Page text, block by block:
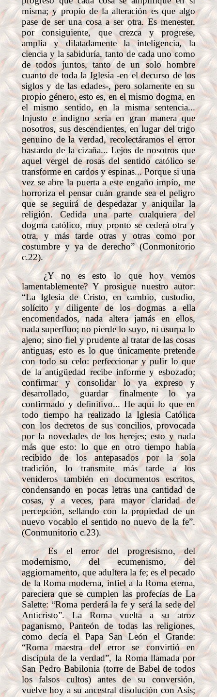
misma; y propio de la alteración es que algo
pase de ser una cosa a ser otra. Es menester,
por consiguiente, que crezca y progrese,
amplia y dilatadamente la inteligencia, la
ciencia y la sabiduría, tanto de cada uno como
de todos juntos, tanto de un solo hombre
cuanto de toda la Iglesia -en el decurso de los
siglos y de las edades-, pero solamente en su
propio género, esto es, en el mismo dogma, en
el mismo sentido, en la misma sentencia...
Injusto e indigno sería en gran manera que
nosotros, sus descendientes, en lugar del trigo
genuino de la verdad, recolectáramos el error
bastardo de la cizaña... Lejos de nosotros que
aquel vergel de rosas del sentido católico se
transforme en cardos y espinas... Porque si una
vez se abre la puerta a este engaño impío, me
horroriza el pensar cuán grande sea el peligro
que se seguirá de despedazar y aniquilar la
religión. Cedida una parte cualquiera del
dogma católico, muy pronto se cederá otra y
otra, y más tarde otras y otras como por
costumbre y ya de derecho” (Conmonitorio
c.22).
¿Y no es esto lo que hoy vemos
lamentablemente? Y prosigue nuestro autor:
“La Iglesia de Cristo, en cambio, custodio,
solícito y diligente de los dogmas a ella
encomendados, nada altera jamás en ellos,
nada superfluo; no pierde lo suyo, ni usurpa lo
ajeno; sino fiel y prudente al tratar de las cosas
antiguas, esto es lo que únicamente pretende
con todo su celo: perfeccionar y pulir lo que
de la antigüedad recibe informe y esbozado;
confirmar y consolidar lo ya expreso y
desarrollado, guardar finalmente lo ya
confirmado y definitivo... He aquí lo que en
todo tiempo ha realizado la Iglesia Católica
con los decretos de sus concilios, provocada
por la novedades de los herejes; esto y nada
más que esto: lo que en otro tiempo había
recibido de los antepasados por la sola
tradición, lo transmite más tarde a los
venideros también en documentos escritos,
condensando en pocas letras una cantidad de
cosas, y a veces, para mayor claridad de
percepción, sellando con la propiedad de un
nuevo vocablo el sentido no nuevo de la fe”.
(Conmunitorio c.23).
Es el error del progresismo, del
modernismo, del ecumenismo, del
aggiornamento, que adultera la fe; es el pecado
de la Roma moderna, infiel a la Roma eterna,
pareciera que se cumplen las profecías de La
Salette: “Roma perderá la fe y será la sede del
Anticristo”. La Roma vuelta a su atroz
paganismo, Panteón de todas las religiones,
como decía el Papa San León el Grande:
“Roma maestra del error se convirtió en
discípula de la verdad”, la Roma llamada por
San Pedro Babilonia (torre de Babel de todos
los falsos cultos) antes de su conversión,
vuelve hoy a su ancestral disolución con Asís;